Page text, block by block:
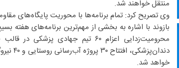
منتقل خواهند شد.
وی تصریح کرد: تمام برنامه‌ها با محوریت پایگاه‌های
بازوند با اشاره به بخشی از مهم‌ترین برنامه‌های هفته
محرومیت‌زدایی اعزام ۶۰ تیم جهادی
خواهد شد.